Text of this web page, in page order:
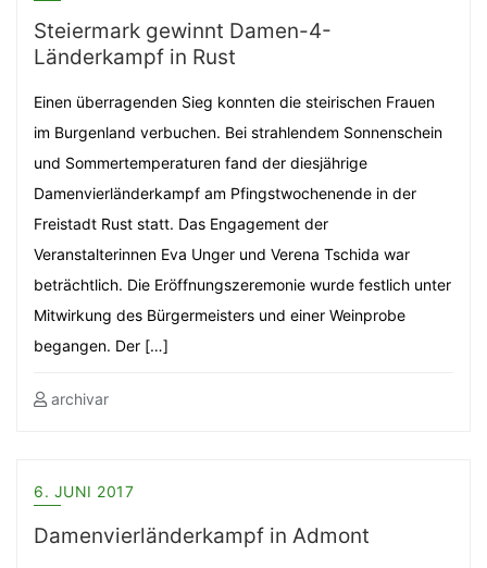
Steiermark gewinnt Damen-4-
Länderkampf in Rust
Einen überragenden Sieg konnten die steirischen Frauen
im Burgenland verbuchen. Bei strahlendem Sonnenschein
und Sommertemperaturen fand der diesjährige
Damenvierländerkampf am Pfingstwochenende in der
Freistadt Rust statt. Das Engagement der
Veranstalterinnen Eva Unger und Verena Tschida war
beträchtlich. Die Eröffnungszeremonie wurde festlich unter
Mitwirkung des Bürgermeisters und einer Weinprobe
begangen. Der […]
archivar
6. JUNI 2017
Damenvierländerkampf in Admont